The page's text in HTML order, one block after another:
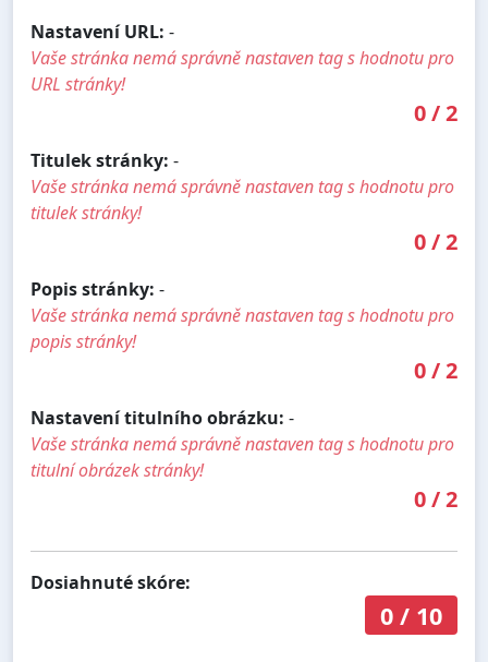
Nastavení URL: -
Vaše stránka nemá správně nastaven tag s hodnotu pro
URL stránky!
0/2
Titulek stránky: -
Vaše stránka nemá správně nastaven tag s hodnotu pro
titulek stránky!
0/2
Popis stránky: -
Vaše stránka nemá správně nastaven tag s hodnotu pro
popis stránky!
0/2
Nastavení titulního obrázku: -
Vaše stránka nemá správně nastaven tag s hodnotu pro
titulní obrázek stránky!
0/2
Dosiahnuté skóre:
0/ 10